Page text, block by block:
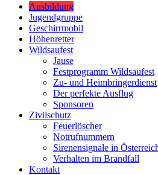
Ausbildung
Jugendgruppe
Geschirrmobil
Höhenretter
Wildsaufest
Jause
Festprogramm Wildsaufest
Zu- und Heimbringerdienst
Der perfekte Ausflug
Sponsoren
Zivilschutz
Feuerlöscher
Notrufnummern
Sirenensignale in
Verhalten im Brandfall
Kontakt